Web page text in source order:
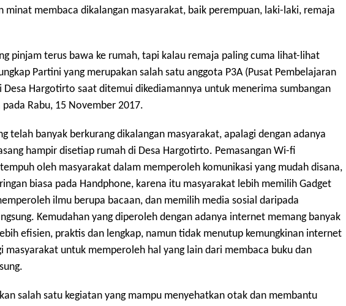
minat membaca dikalangan masyarakat, baik perempuan, laki-laki, remaja
pinjam terus bawa ke rumah, tapi kalau remaja paling cuma lihat-lihat
Partini yang merupakan salah satu anggota P3A (Pusat Pembelajaran
Desa Hargotirto saat ditemui dikediamannya untuk menerima sumbangan
Rabu, 15 November 2017.
telah banyak berkurang dikalangan masyarakat, apalagi dengan adanya
hampir disetiap rumah di Desa Hargotirto. Pemasangan Wi-fi
oleh masyarakat dalam memperoleh komunikasi yang mudah disana,
biasa pada ­Handphone, karena itu masyarakat lebih memilih Gadget
ilmu berupa bacaan, dan memilih media sosial daripada
Kemudahan yang diperoleh dengan adanya internet memang banyak
efisien, praktis dan lengkap, namun tidak menutup kemungkinan internet
masyarakat untuk memperoleh hal yang lain dari membaca buku dan
salah satu kegiatan yang mampu menyehatkan otak dan membantu